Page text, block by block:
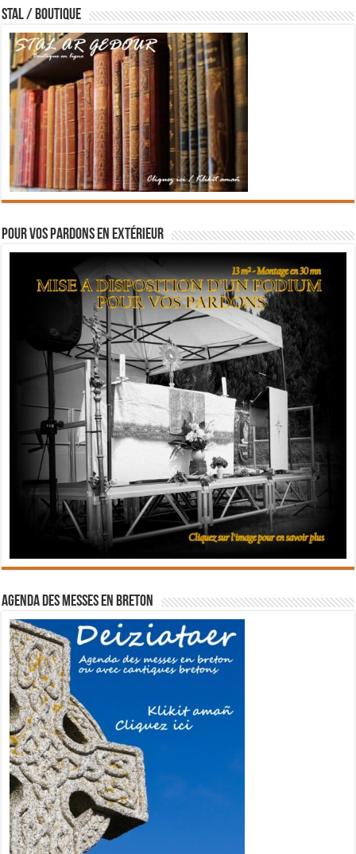
STAL / BOUTIQUE
Pour vos pardons en extérieur
Agenda des messes en breton